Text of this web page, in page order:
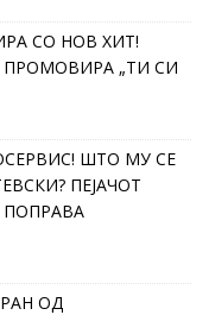
СО НОВ ХИТ!
ПРОМОВИРА „ТИ СИ
ШТО МУ СЕ
ПЕЈАЧОТ
ПОПРАВА
ОД